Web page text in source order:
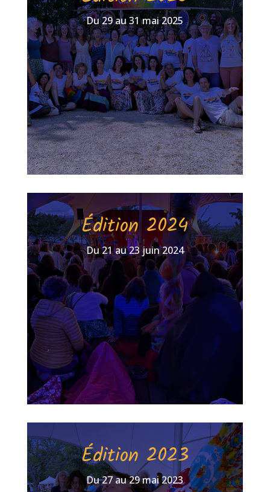
Du 29 au 31 mai 2025
Édition 2024
Du 21 au 23 juin 2024
Édition 2023
Du 27 au 29 mai 2023